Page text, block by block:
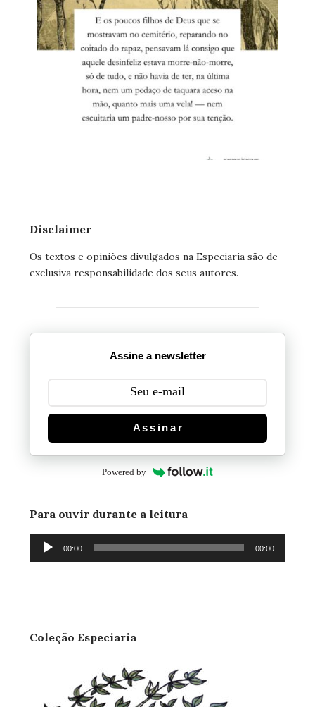
Disclaimer
Os textos e opiniões divulgados na Especiaria são de
exclusiva responsabilidade dos seus autores.
Assine a newsletter
Assinar
Powered by
Para ouvir durante a leitura
Tocador
00:00 00:00
Coleção Especiaria